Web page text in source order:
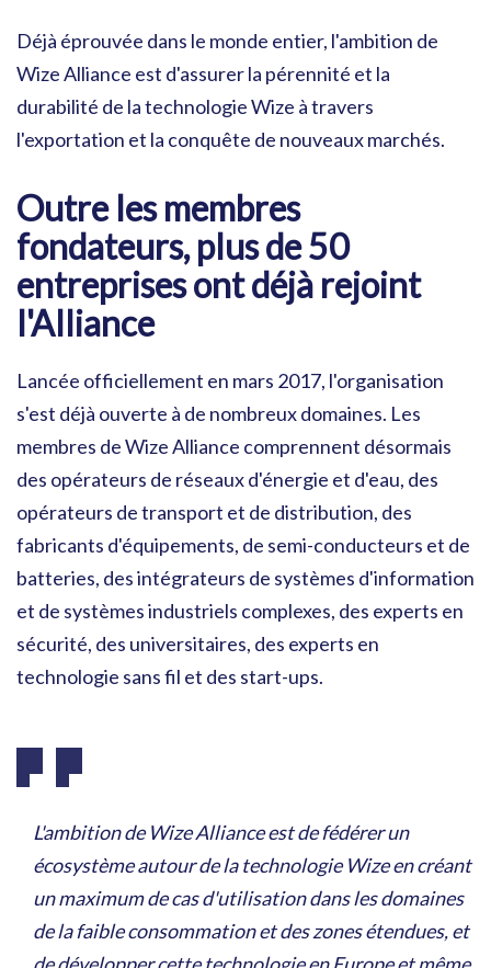
Déjà éprouvée dans le monde entier, l'ambition de
Wize Alliance est d'assurer la pérennité et la
durabilité de la technologie Wize à travers
l'exportation et la conquête de nouveaux marchés.
Outre les membres
fondateurs, plus de 50
entreprises ont déjà rejoint
l'Alliance
Lancée officiellement en mars 2017, l'organisation
s'est déjà ouverte à de nombreux domaines. Les
membres de Wize Alliance comprennent désormais
des opérateurs de réseaux d'énergie et d'eau, des
opérateurs de transport et de distribution, des
fabricants d'équipements, de semi-conducteurs et de
batteries, des intégrateurs de systèmes d'information
et de systèmes industriels complexes, des experts en
sécurité, des universitaires, des experts en
technologie sans fil et des start-ups.
L'ambition de Wize Alliance est de fédérer un
écosystème autour de la technologie Wize en créant
un maximum de cas d'utilisation dans les domaines
de la faible consommation et des zones étendues, et